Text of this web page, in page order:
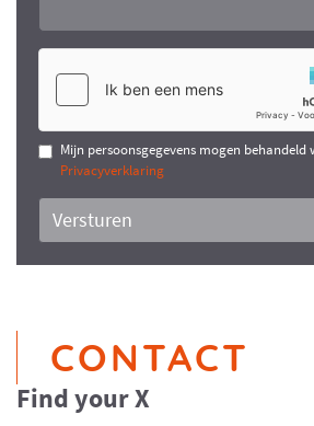
Mijn persoonsgegevens mogen
Privacyverklaring
Versturen
CONTACT
Find your X